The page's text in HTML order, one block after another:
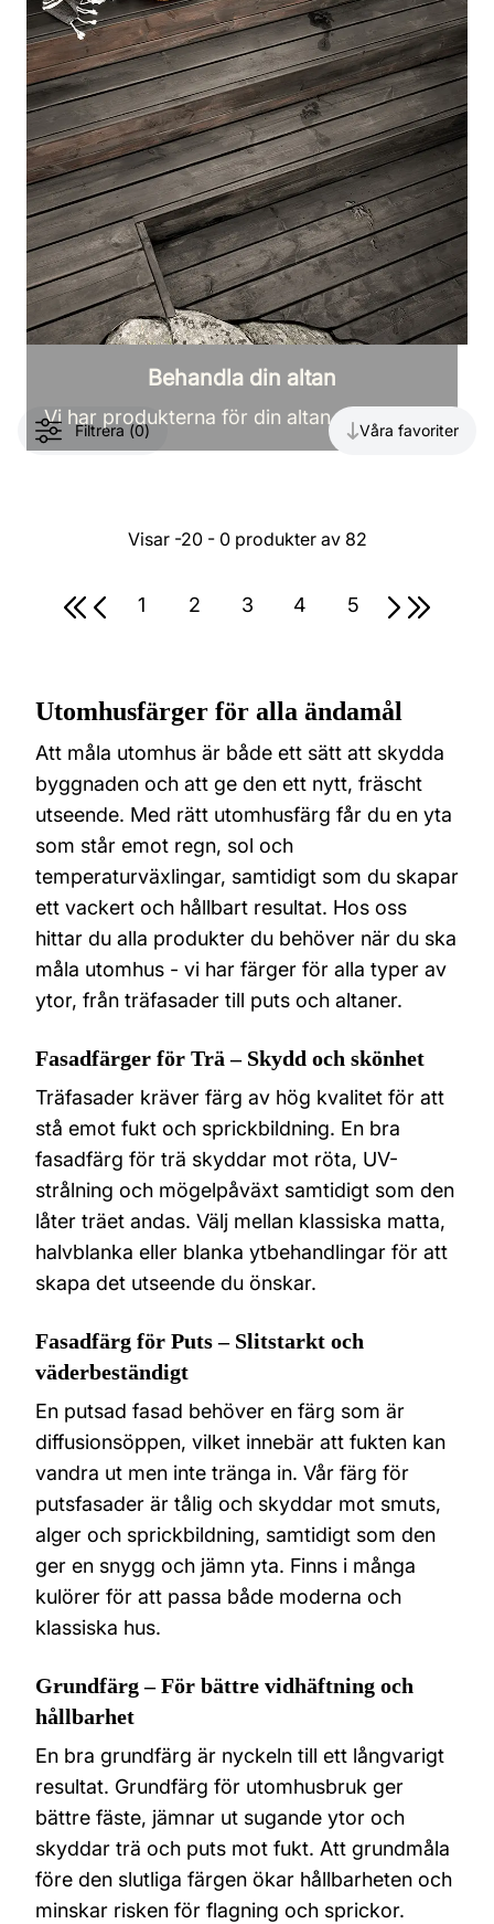
Behandla din altan
Vi har produkterna för din altan och terrass
Visar82produkter
Filtrera (0) Våra favoriter
Visar-20 - 0 produkter av 82
Första sidan
Förra sidan
Sida
1
Sida
2
Sida
3
Sida
4
Sida
5 Nästa
Utomhusfärger för alla ändamål
Att måla utomhus är både ett sätt att skydda
byggnaden och att ge den ett nytt, fräscht
utseende. Med rätt utomhusfärg får du en yta
som står emot regn, sol och
temperaturväxlingar, samtidigt som du skapar
ett vackert och hållbart resultat. Hos oss
hittar du alla produkter du behöver när du ska
måla utomhus - vi har färger för alla typer av
ytor, från träfasader till puts och altaner.
Fasadfärger för Trä – Skydd och skönhet
Träfasader kräver färg av hög kvalitet för att
stå emot fukt och sprickbildning. En bra
fasadfärg för trä skyddar mot röta, UV-
strålning och mögelpåväxt samtidigt som den
låter träet andas. Välj mellan klassiska matta,
halvblanka eller blanka ytbehandlingar för att
skapa det utseende du önskar.
Fasadfärg för Puts – Slitstarkt och
väderbeständigt
En putsad fasad behöver en färg som är
diffusionsöppen, vilket innebär att fukten kan
vandra ut men inte tränga in. Vår färg för
putsfasader är tålig och skyddar mot smuts,
alger och sprickbildning, samtidigt som den
ger en snygg och jämn yta. Finns i många
kulörer för att passa både moderna och
klassiska hus.
Grundfärg – För bättre vidhäftning och
hållbarhet
En bra grundfärg är nyckeln till ett långvarigt
resultat. Grundfärg för utomhusbruk ger
bättre fäste, jämnar ut sugande ytor och
skyddar trä och puts mot fukt. Att grundmåla
före den slutliga färgen ökar hållbarheten och
minskar risken för flagning och sprickor.